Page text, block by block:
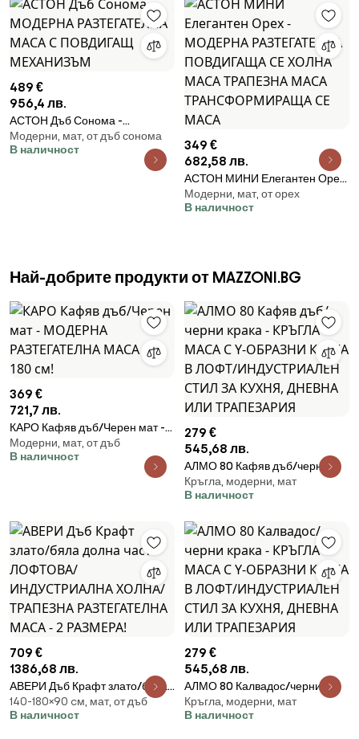
489 €
956,4 лв.
АСТОН Дъб Сонома -
МОДЕРНА РАЗТЕГАТЕЛНА
МАСА С ПОВДИГАЩ
Модерни, мат, от дъб сонома
В наличност
349 €
682,58 лв.
АСТОН МИНИ Елегантен Орех
- МОДЕРНА РАЗТЕГАТЕЛНА
ПОВДИГАЩА СЕ ХОЛНА МАСА
Модерни, мат, от орех
В наличност
Най-добрите продукти от MAZZONI.BG
369 €
721,7 лв.
КАРО Кафяв дъб/Черен мат -
МОДЕРНА РАЗТЕГАТЕЛНА
МАСА ДО 180 cм!
Модерни, мат, от дъб
В наличност
279 €
545,68 лв.
АЛМО 80 Кафяв дъб/черни
крака - КРЪГЛА МАСА С Y-
ОБРАЗНИ КРАКА В ЛОФТ/
КУХНЯ, ДНЕВНА ИЛИ
ТРАПЕЗАРИЯ
Кръгла, модерни, мат
В наличност
709 €
1386,68 лв.
АВЕРИ Дъб Крафт злато/бяла
долна част - ЛОФТОВА/
ИНДУСТРИАЛНА ХОЛНА/
140-180×90 cм, мат, от дъб
В наличност
279 €
545,68 лв.
АЛМО 80 Калвадос/черни
крака - КРЪГЛА МАСА С Y-
ОБРАЗНИ КРАКА В ЛОФТ/
Кръгла, модерни, мат
В наличност